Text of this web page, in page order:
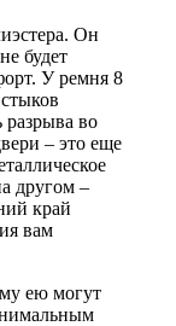
Он
будет
У ремня 8
во
– это еще
другом –
край
вам
ею могут